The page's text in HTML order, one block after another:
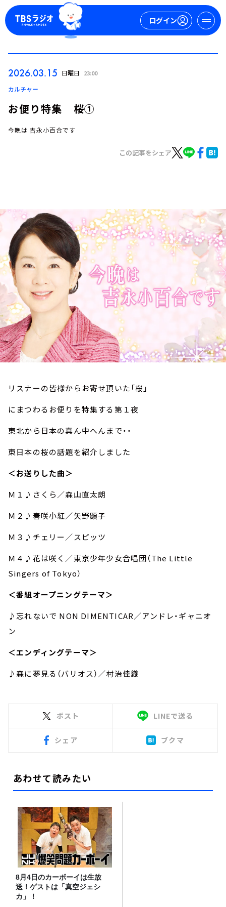
ログイン
TBS Podcast
お知らせ
イベント・グッズ
YouTube
会社情報
2026.03.15 日曜日 23:00
カルチャー
お便り特集 桜①
今晩は 吉永小百合です
この記事をシェア
リスナーの皆様からお寄せ頂いた「桜」
にまつわるお便りを特集する第１夜
東北から日本の真ん中へんまで・・
東日本の桜の話題を紹介しました
＜お送りした曲＞
Ｍ１♪さくら／森山直太朗
Ｍ２♪春咲小紅／矢野顕子
Ｍ３♪チェリー／スピッツ
Ｍ４♪花は咲く／東京少年少女合唱団（The Little
Singers of Tokyo）
＜番組オープニングテーマ＞
♪忘れないで NON DIMENTICAR／アンドレ・ギャニオ
ン
＜エンディングテーマ＞
♪森に夢見る（バリオス）／村治佳織
ポスト LINEで送る
シェア ブクマ
あわせて読みたい
8月4日のカーボーイは生放
送！ゲストは「真空ジェシ
カ」！